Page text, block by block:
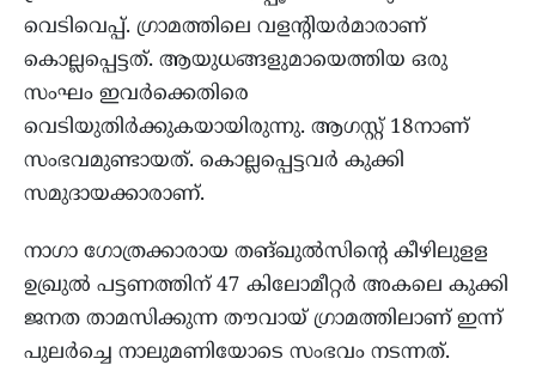
വെടിവെപ്പ്. ഗ്രാമത്തിലെ വളന്റിയർമാരാണ്
കൊല്ലപ്പെട്ടത്. ആയുധങ്ങളുമായെത്തിയ ഒരു
സംഘം ഇവർക്കെതിരെ
വെടിയുതിർക്കുകയായിരുന്നു. ആഗസ്റ്റ് 18നാണ്
സംഭവമുണ്ടായത്. കൊല്ലപ്പെട്ടവർ കുക്കി
സമുദായക്കാരാണ്.
നാഗാ ഗോത്രക്കാരായ തങ്ഖുൽസിന്റെ കീഴിലുളള
ഉഖ്രുൽ പട്ടണത്തിന് 47 കിലോമീ​റ്റർ അകലെ കുക്കി
ജനത താമസിക്കുന്ന തൗവായ് ഗ്രാമത്തിലാണ് ഇന്ന്
പുലർച്ചെ നാലുമണിയോടെ സംഭവം നടന്നത്.